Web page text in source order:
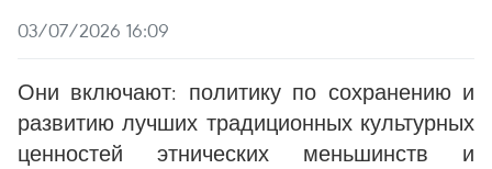
03/07/2026 16:09
Они включают: политику по сохранению и
развитию лучших традиционных культурных
ценностей этнических меньшинств и